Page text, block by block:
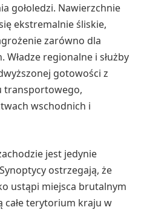
gołoledzi. Nawierzchnie
ekstremalnie śliskie,
zarówno dla
regionalne i służby
gotowości z
transportowego,
wschodnich i
jest jedynie
ostrzegają, że
ustąpi miejsca brutalnym
terytorium kraju w